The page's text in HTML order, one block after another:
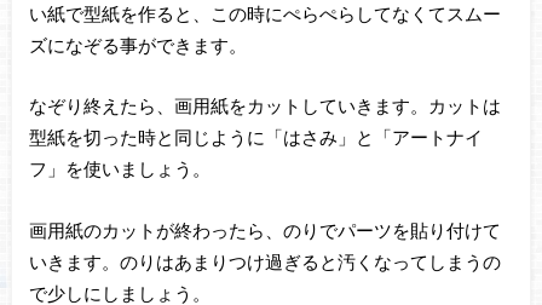
い紙で型紙を作ると、この時にぺらぺらしてなくてスムー
ズになぞる事ができます。
なぞり終えたら、画用紙をカットしていきます。カットは
型紙を切った時と同じように「はさみ」と「アートナイ
フ」を使いましょう。
画用紙のカットが終わったら、のりでパーツを貼り付けて
いきます。のりはあまりつけ過ぎると汚くなってしまうの
で少しにしましょう。